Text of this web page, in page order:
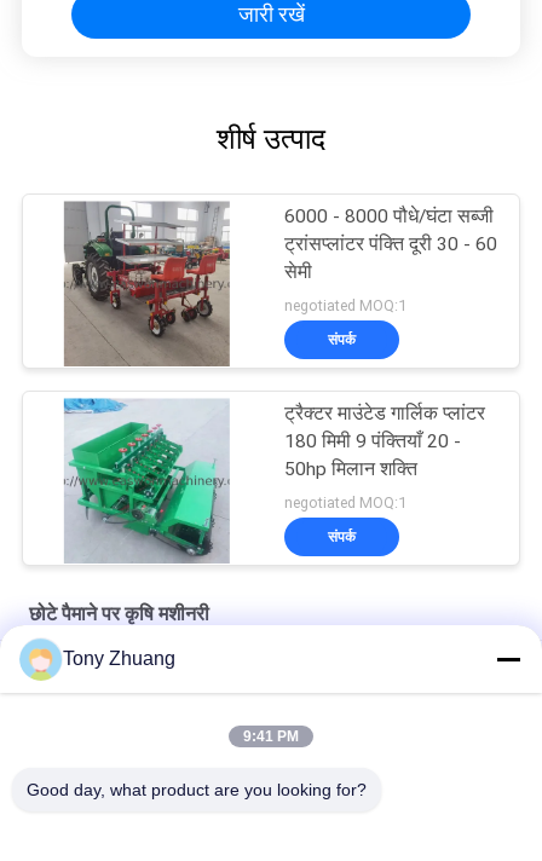
जारी रखें
शीर्ष उत्पाद
6000 - 8000 पौधे/घंटा सब्जी
ट्रांसप्लांटर पंक्ति दूरी 30 - 60
सेमी
negotiated MOQ:1
संपर्क
ट्रैक्टर माउंटेड गार्लिक प्लांटर
180 मिमी 9 पंक्तियाँ 20 -
50hp मिलान शक्ति
negotiated MOQ:1
संपर्क
छोटे पैमाने पर कृषि मशीनरी
18hp छोटा स्केल कृषि यंत्र 0.1hm2 / H आलू बोने की मशीन
Tony Zhuang
9:41 PM
Good day, what product are you looking for?